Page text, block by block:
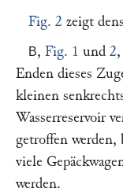
Fig. 2 zeigt
B, Fig. 1 und 2
Enden dieses
kleinen
Wasserreservoir
getroffen werden,
viele
werden.